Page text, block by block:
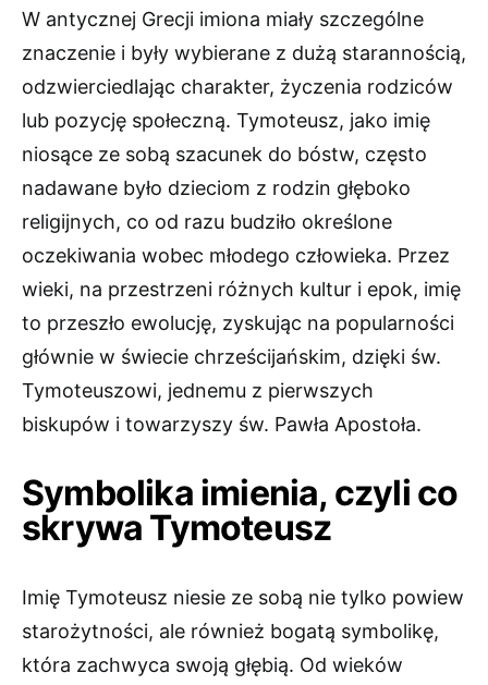
W antycznej Grecji imiona miały szczególne
znaczenie i były wybierane z dużą starannością,
odzwierciedlając charakter, życzenia rodziców
lub pozycję społeczną. Tymoteusz, jako imię
niosące ze sobą szacunek do bóstw, często
nadawane było dzieciom z rodzin głęboko
religijnych, co od razu budziło określone
oczekiwania wobec młodego człowieka. Przez
wieki, na przestrzeni różnych kultur i epok, imię
to przeszło ewolucję, zyskując na popularności
głównie w świecie chrześcijańskim, dzięki św.
Tymoteuszowi, jednemu z pierwszych
biskupów i towarzyszy św. Pawła Apostoła.
Symbolika imienia, czyli co
skrywa Tymoteusz
Imię Tymoteusz niesie ze sobą nie tylko powiew
starożytności, ale również bogatą symbolikę,
która zachwyca swoją głębią. Od wieków